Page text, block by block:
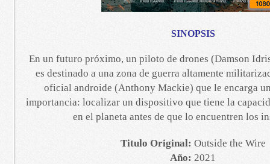
SINOPSIS
En un futuro próximo, un piloto de drones (Damson
es destinado a una zona de guerra altamente
oficial androide (Anthony Mackie) que le encarga
importancia: localizar un dispositivo que tiene la
en el planeta antes de que lo encuentren los
Titulo Original: Outside the Wire
Año: 2021